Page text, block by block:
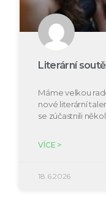
Literární
Máme velkou
nové literární
se zúčastnili
VÍCE >
18.6.2026